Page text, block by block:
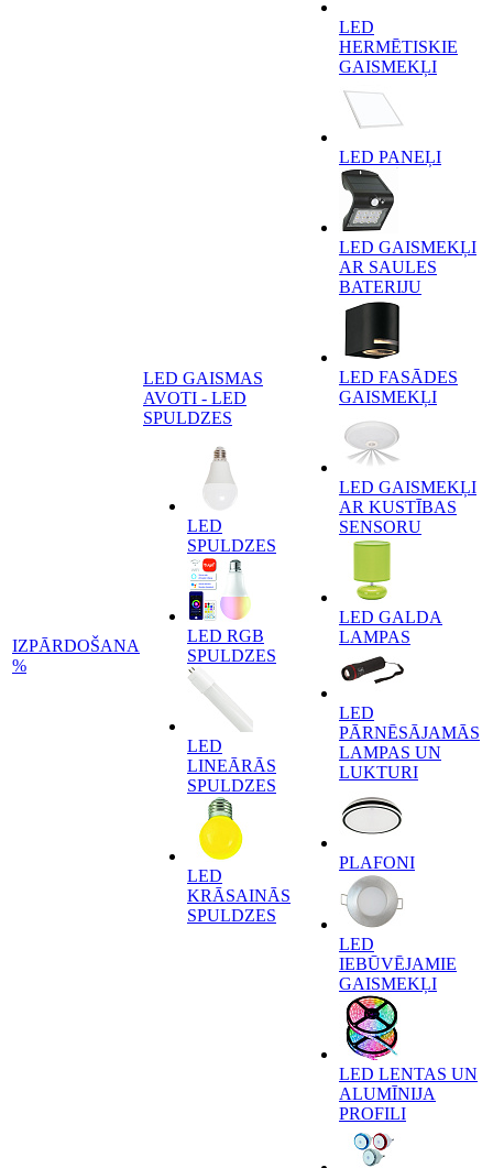
IZPĀRDOŠANA
%
LED GAISMAS
AVOTI - LED
SPULDZES
LED
SPULDZES
LED RGB
SPULDZES
LED
LINEĀRĀS
SPULDZES
LED
KRĀSAINĀS
SPULDZES
LED
HERMĒTISKIE
GAISMEKĻI
LED PANEĻI
LED GAISMEKĻI
AR SAULES
BATERIJU
LED FASĀDES
GAISMEKĻI
LED GAISMEKĻI
AR KUSTĪBAS
SENSORU
LED GALDA
LAMPAS
LED
PĀRNĒSĀJAMĀS
LAMPAS UN
LUKTURI
PLAFONI
LED
IEBŪVĒJAMIE
GAISMEKĻI
LED LENTAS UN
ALUMĪNIJA
PROFILI